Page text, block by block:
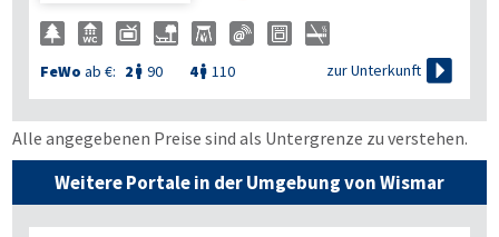
FeWo ab €: 2  90 4 110 zur Unterkunft 
Alle angegebenen Preise sind als Untergrenze zu verstehen.
Weitere Portale in der Umgebung von Wismar